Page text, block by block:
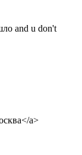
and u don't
a>